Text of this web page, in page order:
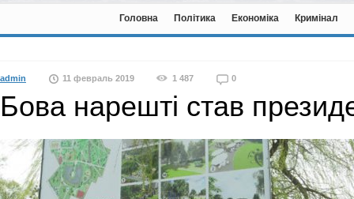
Головна Політика Економіка Кримінал
admin 11 февраль 2019 1 487 0
Бова нарешті став